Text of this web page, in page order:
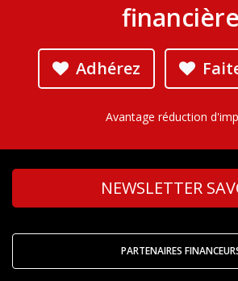
financière
Adhérez
Avantage réduction
NEWSLETTER
PARTENAIRES